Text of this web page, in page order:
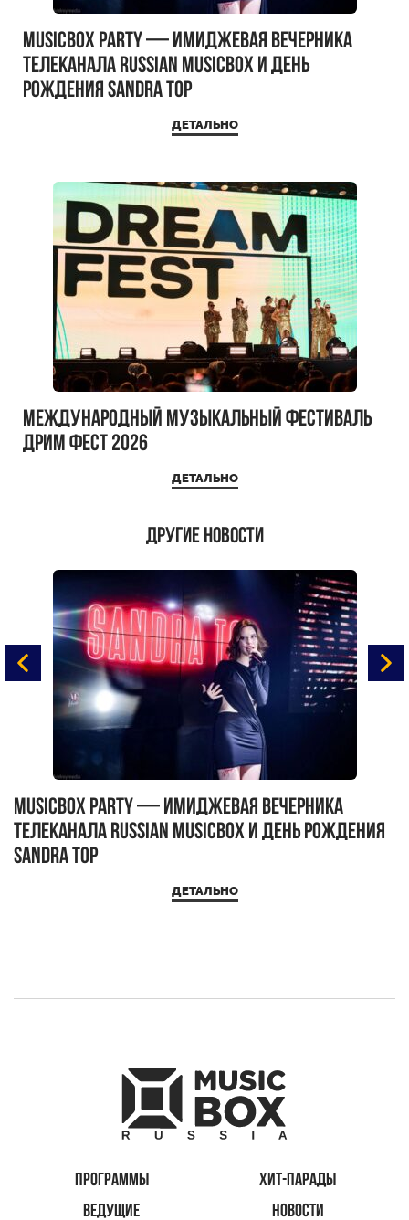
MUSICBOX PARTY — имиджевая вечерника
телеканала RUSSIAN MUSICBOX и день
рождения Sandra Top
ДЕТАЛЬНО
Международный музыкальный фестиваль
ДРИМ ФЕСТ 2026
ДЕТАЛЬНО
Другие новости
MUSICBOX PARTY — имиджевая вечерника
телеканала RUSSIAN MUSICBOX и день рождения
Sandra Top
ДЕТАЛЬНО
ПРОГРАММЫ
ХИТ-ПАРАДЫ
ВЕДУЩИЕ
НОВОСТИ